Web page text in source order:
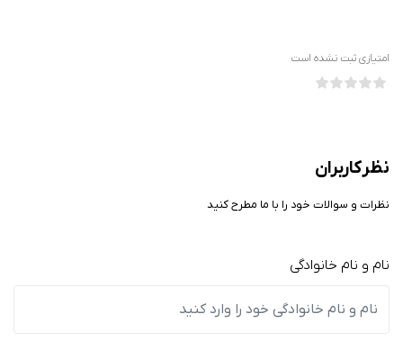
امتیازی ثبت نشده است
نظر کاربران
نظرات و سوالات خود را با ما مطرح کنید
نام و نام خانوادگی